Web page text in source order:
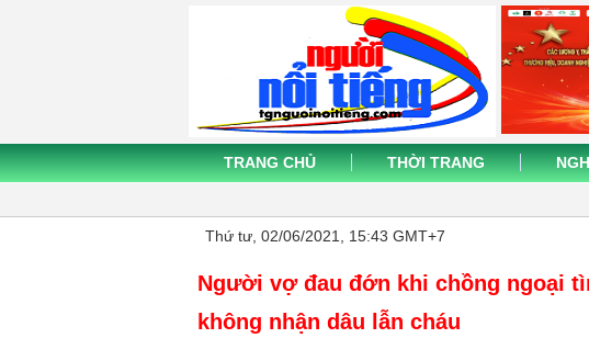
TRANG CHỦ THỜI TRANG
Thứ tư, 02/06/2021, 15:43 GMT+7
Người vợ đau đớn khi chồng ngoại
không nhận dâu lẫn cháu